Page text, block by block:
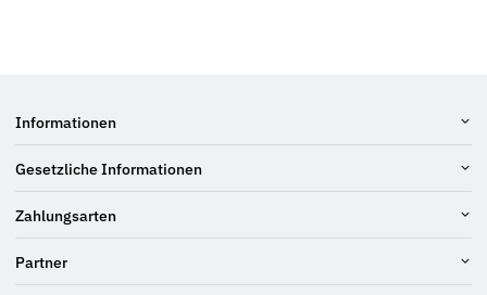
Informationen
Gesetzliche Informationen
Zahlungsarten
Partner